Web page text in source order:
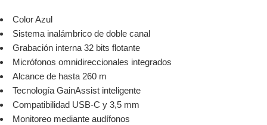
Color Azul
Sistema inalámbrico de doble canal
Grabación interna 32 bits flotante
Micrófonos omnidireccionales integrados
Alcance de hasta 260 m
Tecnología GainAssist inteligente
Compatibilidad USB-C y 3,5 mm
Monitoreo mediante audífonos